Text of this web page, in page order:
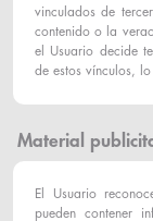
vinculados de
contenido o la
el Usuario decide
de estos vínculos,
Material
El Usuario
pueden contener